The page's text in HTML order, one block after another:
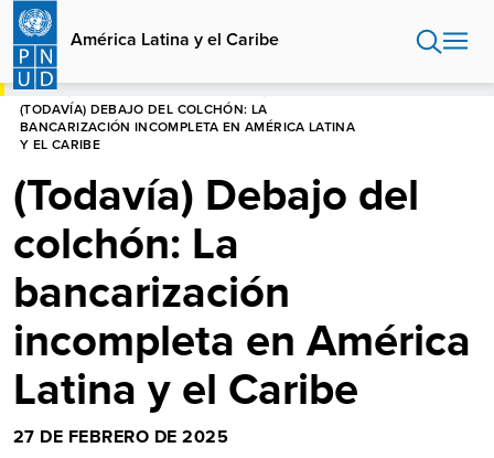
Pasar
contenido
principal
América Latina y el Caribe
HOME
(TODAVÍA) DEBAJO DEL COLCHÓN: LA
BANCARIZACIÓN INCOMPLETA EN AMÉRICA LATINA
Y EL CARIBE
(Todavía) Debajo del
colchón: La
bancarización
incompleta en América
Latina y el Caribe
27 DE FEBRERO DE 2025